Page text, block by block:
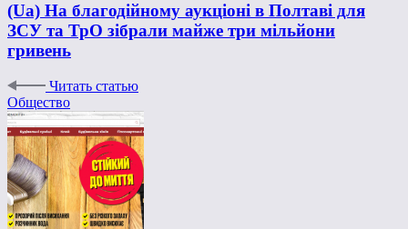
(Ua) На благодійному аукціоні в Полтаві для
ЗСУ та ТрО зібрали майже три мільйони
гривень
Читать статью
Общество